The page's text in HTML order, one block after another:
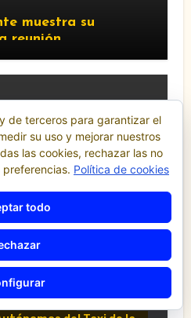
muestra su
reunión
Noticias
Ayuntamiento de
al sector y
la regulación de
de prensa
de terceros para garantizar el
su uso y mejorar nuestros
las cookies, rechazar las no
preferencias. Política de cookies
todo